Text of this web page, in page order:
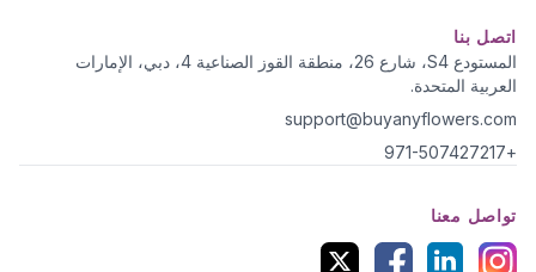
اتصل بنا
المستودع S4، شارع 26، منطقة القوز الصناعية 4، دبي، الإمارات
العربية المتحدة.
support@buyanyflowers.com
+971-507427217
تواصل معنا